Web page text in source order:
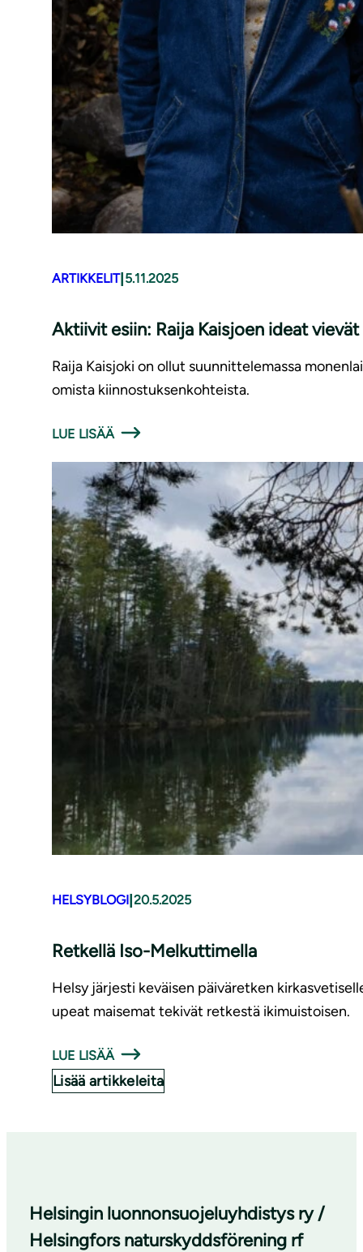
ARTIKKELIT| 5.11.2025
Aktiivit esiin: Raija Kaisjoen ideat
Raija Kaisjoki on ollut suunnittelemassa
omista kiinnostuksenkohteista.
LUE LISÄÄ
HELSYBLOGI 20.5.2025
Retkellä Iso-Melkuttimella
Helsy järjesti keväisen päiväretken
upeat maisemat tekivät retkestä ikimuistoisen.
LUE LISÄÄ
Lisää artikkeleita
Helsingin luonnonsuojeluyhdistys ry /
Helsingfors naturskyddsförening rf